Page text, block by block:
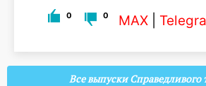
0 0 MAX
Все выпуски Справедливого